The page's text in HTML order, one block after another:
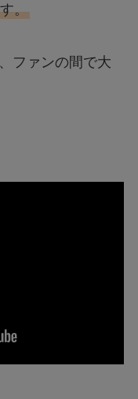
。
ファンの間で大